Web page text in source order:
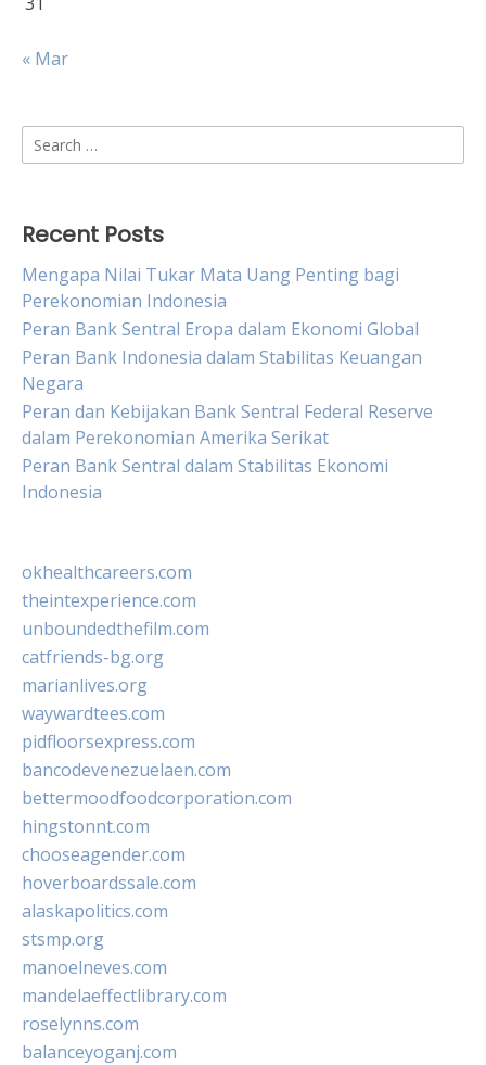
« Mar
Search
for:
Recent Posts
Mengapa Nilai Tukar Mata Uang Penting bagi
Perekonomian Indonesia
Peran Bank Sentral Eropa dalam Ekonomi Global
Peran Bank Indonesia dalam Stabilitas Keuangan
Negara
Peran dan Kebijakan Bank Sentral Federal Reserve
dalam Perekonomian Amerika Serikat
Peran Bank Sentral dalam Stabilitas Ekonomi
Indonesia
okhealthcareers.com
theintexperience.com
unboundedthefilm.com
catfriends-bg.org
marianlives.org
waywardtees.com
pidfloorsexpress.com
bancodevenezuelaen.com
bettermoodfoodcorporation.com
hingstonnt.com
chooseagender.com
hoverboardssale.com
alaskapolitics.com
stsmp.org
manoelneves.com
mandelaeffectlibrary.com
roselynns.com
balanceyoganj.com